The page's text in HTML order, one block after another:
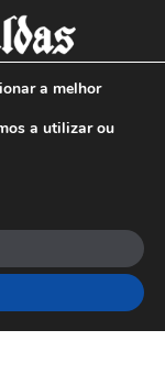
de 90 anos de
leitores por
em Portugal
a melhor
a utilizar ou